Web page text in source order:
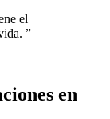
el
”
en